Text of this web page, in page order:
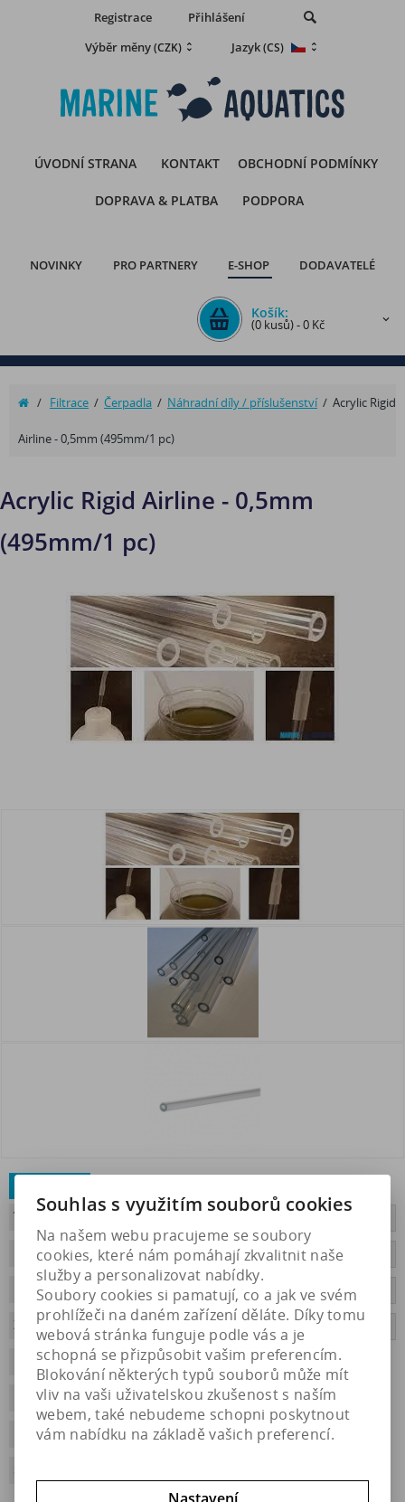
Registrace
Přihlášení
Výběr měny(CZK) Jazyk(CS)
ÚVODNÍ STRANA KONTAKT OBCHODNÍ PODMÍNKY
DOPRAVA & PLATBA PODPORA
NOVINKY PRO PARTNERY E-SHOP DODAVATELÉ
Košík:
(0 kusů) - 0 Kč
/ Filtrace / Čerpadla / Náhradní díly / příslušenství/ Acrylic Rigid
Airline - 0,5mm (495mm/1 pc)
Acrylic Rigid Airline - 0,5mm
(495mm/1 pc)
zeptat se
doporučit
Výrobce: Innovative Marine
Katalogové číslo:DVH-ARA5MM-495
EAN:094922671240
Záruka (měsíců): 24
Dodací lhůta (dny): 1
Hmotnost:0,1 kg
Hmotnost balení:0,1 kg
Skladem
Souhlas s využitím souborů cookies
Na našem webu pracujeme se soubory
cookies, které nám pomáhají zkvalitnit naše
služby a personalizovat nabídky.
Soubory cookies si pamatují, co a jak ve svém
prohlížeči na daném zařízení děláte. Díky tomu
webová stránka funguje podle vás a je
schopná se přizpůsobit vašim preferencím.
Blokování některých typů souborů může mít
vliv na vaši uživatelskou zkušenost s naším
webem, také nebudeme schopni poskytnout
vám nabídku na základě vašich preferencí.